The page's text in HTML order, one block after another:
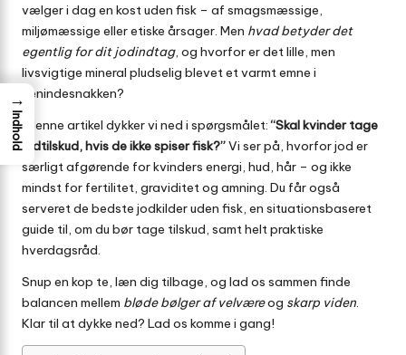
vælger i dag en kost uden fisk – af smagsmæssige,
miljømæssige eller etiske årsager. Men hvad betyder det
egentlig for dit jodindtag, og hvorfor er det lille, men
livsvigtige mineral pludselig blevet et varmt emne i
venindesnakken?
I denne artikel dykker vi ned i spørgsmålet:“Skal kvinder tage
jodtilskud, hvis de ikke spiser fisk?”Vi ser på, hvorfor jod er
særligt afgørende for kvinders energi, hud, hår – og ikke
mindst for fertilitet, graviditet og amning. Du får også
serveret de bedste jodkilder uden fisk, en situationsbaseret
guide til, om du bør tage tilskud, samt helt praktiske
hverdagsråd.
Snup en kop te, læn dig tilbage, og lad os sammen finde
balancen mellem bløde bølger af velværeog skarp viden.
Klar til at dykke ned? Lad os komme i gang!
→
Indhold